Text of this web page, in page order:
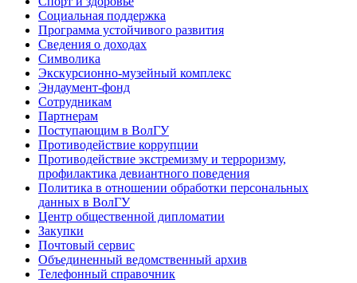
Социальная поддержка
Программа устойчивого развития
Сведения о доходах
Символика
Экскурсионно-музейный комплекс
Эндаумент-фонд
Сотрудникам
Партнерам
Поступающим в ВолГУ
Противодействие коррупции
Противодействие экстремизму и терроризму,
профилактика девиантного поведения
Политика в отношении обработки персональных
данных в ВолГУ
Центр общественной дипломатии
Закупки
Почтовый сервис
Объединенный ведомственный архив
Телефонный справочник